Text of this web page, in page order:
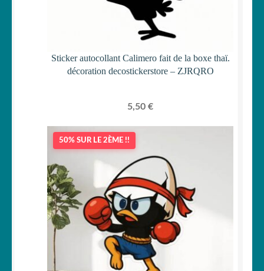
Sticker autocollant Calimero fait de la boxe thaï.
décoration decostickerstore – ZJRQRO
5,50 €
50% SUR LE 2ÈME !!